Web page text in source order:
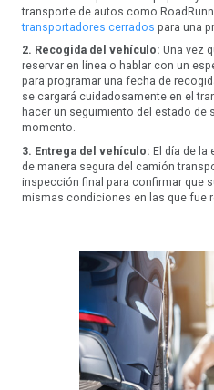
transporte de autos como
transportadores cerrados para una
2. Recogida del vehículo: Una vez
reservar en línea o hablar con un
para programar una fecha de
se cargará cuidadosamente en el
hacer un seguimiento del estado de
momento.
3. Entrega del vehículo: El día de la
de manera segura del camión
inspección final para confirmar que
mismas condiciones en las que fue